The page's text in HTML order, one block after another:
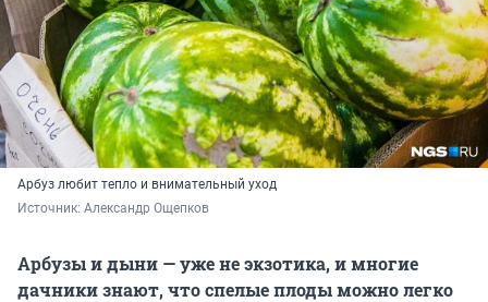
Арбуз любит тепло и внимательный уход
Источник: Александр Ощепков
Арбузы и дыни — уже не экзотика, и многие
дачники знают, что спелые плоды можно легко